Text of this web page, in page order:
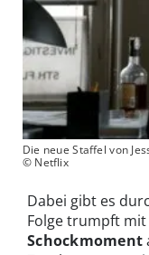
Die neue Staffel von
© Netflix
Dabei gibt es
Folge trumpft mit
Schockmoment